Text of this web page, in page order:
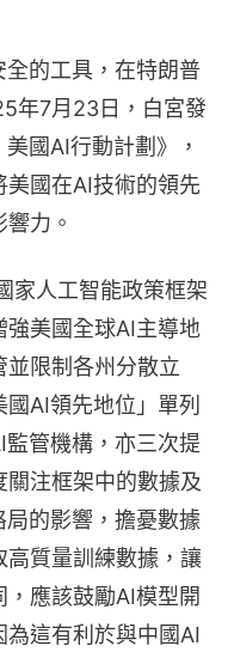
的工具，在特朗普
年7月23日，白宮發
國AI行動計劃》，
國在AI技術的領先
力。
家人工智能政策框架
強美國全球AI主導地
限制各州分散立
AI領先地位」單列
管機構，亦三次提
注框架中的數據及
的影響，擔憂數據
高質量訓練數據，讓
應該鼓勵AI模型開
這有利於與中國AI